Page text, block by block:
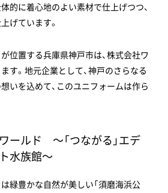
的に着心地のよい素材で仕上げつつ、
げています。
位置する兵庫県神戸市は、株式会社ワ
す。地元企業として、神戸のさらなる
いを込めて、このユニフォームは作ら
ールド ～「つながる」エデ
水族館～
緑豊かな自然が美しい「須磨海浜公